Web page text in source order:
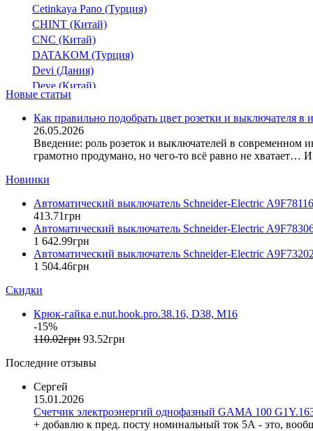
Cetinkaya Pano (Турция)
CHINT (Китай)
CNC (Китай)
DATAKOM (Турция)
Devi (Дания)
Deye (Китай)
DigiTop (Украина)
DKC (Украина)
Dyness (Китай)
E.NEXT (Украина)
EAE Electric
Eastron (Китай)
ElectrO (Украина)
Eleks (Украина)
Entes (Турция)
EON (Таиланд)
ETI (Словения)
ETREL (Словения)
Extherm (Германия)
F&F (Польша)
FRER (Италия)
FS (Украина)
GAMA (Украина)
GENERICA (Китай)
Gewiss (Италия)
Новые статьи
Как правильно подобрать цвет розетки и выключателя в
26.05.2026
Введение: роль розеток и выключателей в современном
грамотно продумано, но чего-то всё равно не хватает…
Новинки
Автоматический выключатель Schneider-Electric
413.71грн
Автоматический выключатель Schneider-Electric
1 642.99грн
Автоматический выключатель Schneider-Electric
1 504.46грн
Скидки
Крюк-гайка e.nut.hook.pro.38.16, D38, М16
-15%
110.02грн 93.52грн
Последние отзывы
Сергей
15.01.2026
Счетчик электроэнергий однофазный GAMA 100
+ добавлю к пред. посту номинальный ток 5А - это,